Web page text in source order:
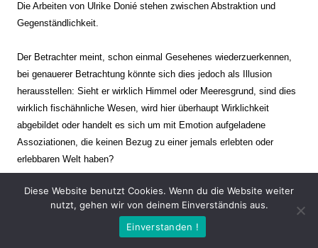
Die Arbeiten von Ulrike Donié stehen zwischen Abstraktion und
Gegenständlichkeit.
Der Betrachter meint, schon einmal Gesehenes wiederzuerkennen,
bei genauerer Betrachtung könnte sich dies jedoch als Illusion
herausstellen: Sieht er wirklich Himmel oder Meeresgrund, sind dies
wirklich fischähnliche Wesen, wird hier überhaupt Wirklichkeit
abgebildet oder handelt es sich um mit Emotion aufgeladene
Assoziationen, die keinen Bezug zu einer jemals erlebten oder
erlebbaren Welt haben?
Verharren und Dynamik stehen sich dabei gegenüber. Zeit steht still
oder verrinnt im Nu. Es soll dabei eine Spannung, auch farblich, bis
zur Schmerzgrenze erzeugt werden. Die Arbeiten stellen ambivalente
Diese Website benutzt Cookies. Wenn du die Website weiter
nutzt, gehen wir von deinem Einverständnis aus.
Einverstanden !